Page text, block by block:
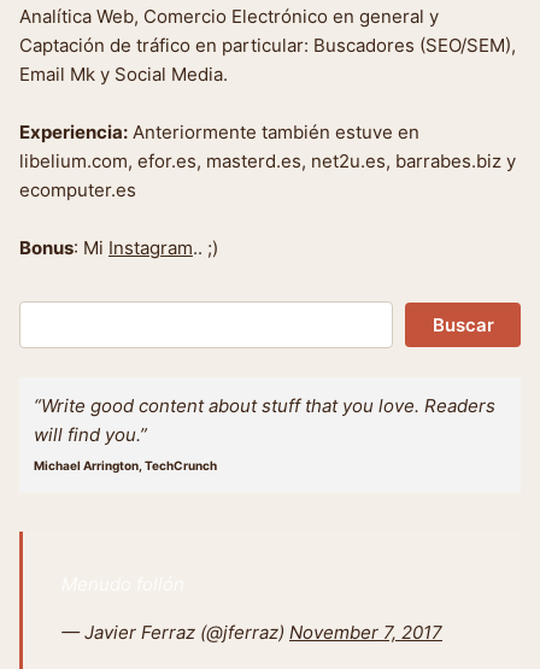
Analítica Web, Comercio Electrónico en general y
Captación de tráfico en particular: Buscadores (SEO/SEM),
Email Mk y Social Media.
Experiencia: Anteriormente también estuve en
libelium.com, efor.es, masterd.es, net2u.es, barrabes.biz y
ecomputer.es
Bonus: Mi Instagram.. ;)
Buscar
“Write good content about stuff that you love. Readers
will find you.”
Michael Arrington, TechCrunch
— Javier Ferraz (@jferraz) November 7, 2017